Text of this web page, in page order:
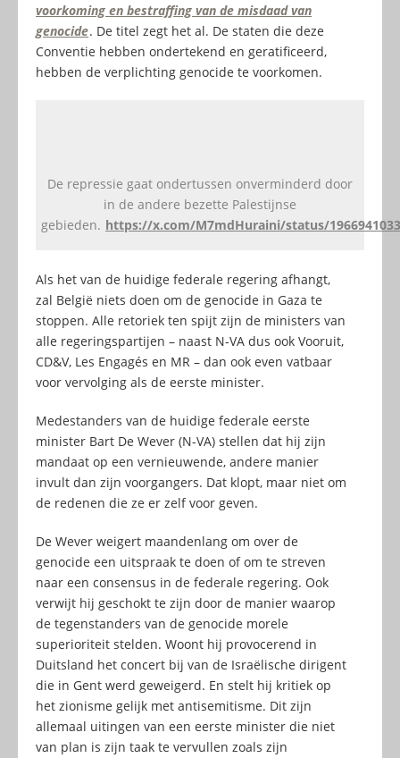
voorkoming en bestraffing van de misdaad van
genocide. De titel zegt het al. De staten die deze
Conventie hebben ondertekend en geratificeerd,
hebben de verplichting genocide te voorkomen.
De repressie gaat ondertussen onverminderd door
in de andere bezette Palestijnse
gebieden. https://x.com/M7mdHuraini/status/
Als het van de huidige federale regering afhangt,
zal België niets doen om de genocide in Gaza te
stoppen. Alle retoriek ten spijt zijn de ministers van
alle regeringspartijen – naast N-VA dus ook Vooruit,
CD&V, Les Engagés en MR – dan ook even vatbaar
voor vervolging als de eerste minister.
Medestanders van de huidige federale eerste
minister Bart De Wever (N-VA) stellen dat hij zijn
mandaat op een vernieuwende, andere manier
invult dan zijn voorgangers. Dat klopt, maar niet om
de redenen die ze er zelf voor geven.
De Wever weigert maandenlang om over de
genocide een uitspraak te doen of om te streven
naar een consensus in de federale regering. Ook
verwijt hij geschokt te zijn door de manier waarop
de tegenstanders van de genocide morele
superioriteit stelden. Woont hij provocerend in
Duitsland het concert bij van de Israëlische dirigent
die in Gent werd geweigerd. En stelt hij kritiek op
het zionisme gelijk met antisemitisme. Dit zijn
allemaal uitingen van een eerste minister die niet
van plan is zijn taak te vervullen zoals zijn